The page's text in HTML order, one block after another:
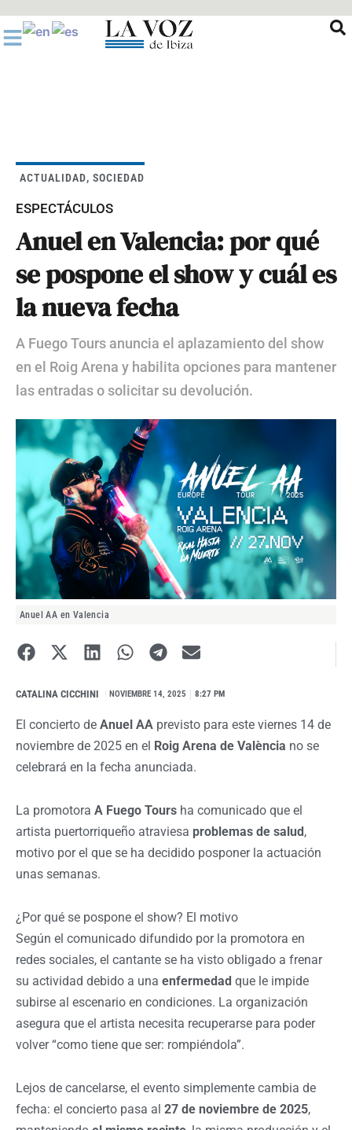
al
contenido
ACTUALIDAD, SOCIEDAD
ESPECTÁCULOS
Anuel en Valencia: por qué
se pospone el show y cuál es
la nueva fecha
A Fuego Tours anuncia el aplazamiento del show
en el Roig Arena y habilita opciones para mantener
las entradas o solicitar su devolución.
Anuel AA en Valencia
CATALINA CICCHINI NOVIEMBRE 14, 2025 8:27 PM
El concierto de Anuel AA previsto para este viernes 14 de
noviembre de 2025 en el Roig Arena de València no se
celebrará en la fecha anunciada.
La promotora A Fuego Tours ha comunicado que el
artista puertorriqueño atraviesa problemas de salud ,
motivo por el que se ha decidido posponer la actuación
unas semanas.
¿Por qué se pospone el show? El motivo
Según el comunicado difundido por la promotora en
redes sociales, el cantante se ha visto obligado a frenar
su actividad debido a una enfermedad que le impide
subirse al escenario en condiciones. La organización
asegura que el artista necesita recuperarse para poder
volver “como tiene que ser: rompiéndola”.
Lejos de cancelarse, el evento simplemente cambia de
fecha: el concierto pasa al 27 de noviembre de 2025,